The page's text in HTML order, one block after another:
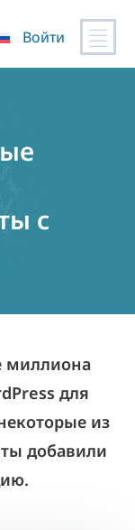
Войти
с
миллиона
для
из
добавили